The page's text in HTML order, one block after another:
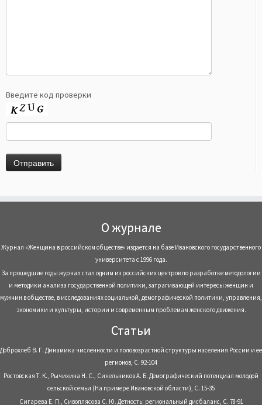
Введите код проверки
О журнале
Журнал «Женщина в российском обществе» издается на базе Ивановского государственного
университета с 1996 года.
За прошедшие годы журнал стал одним из российских центров по разработке методологии
и методики анализа государственной политики, затрагивающей интересы женщин и
мужчин в обществе, в исследованиях социальной, демографической политики, управления,
экономики и культуры, истории и современным проблемам женского движения.
Статьи
Доброхлеб В. Г. Динамика численности и половозрастной структуры населения России и ее
регионов, С. 92-104
Ростовская Т. К., Рычихина Н. С., Синельников А. Б. Демографический потенциал молодой
сельской семьи (На примере Ивановской области), С. 15-35
Сигарева Е. П., Сивоплясова С. Ю. Детность: региональный дисбаланс, С. 78-91